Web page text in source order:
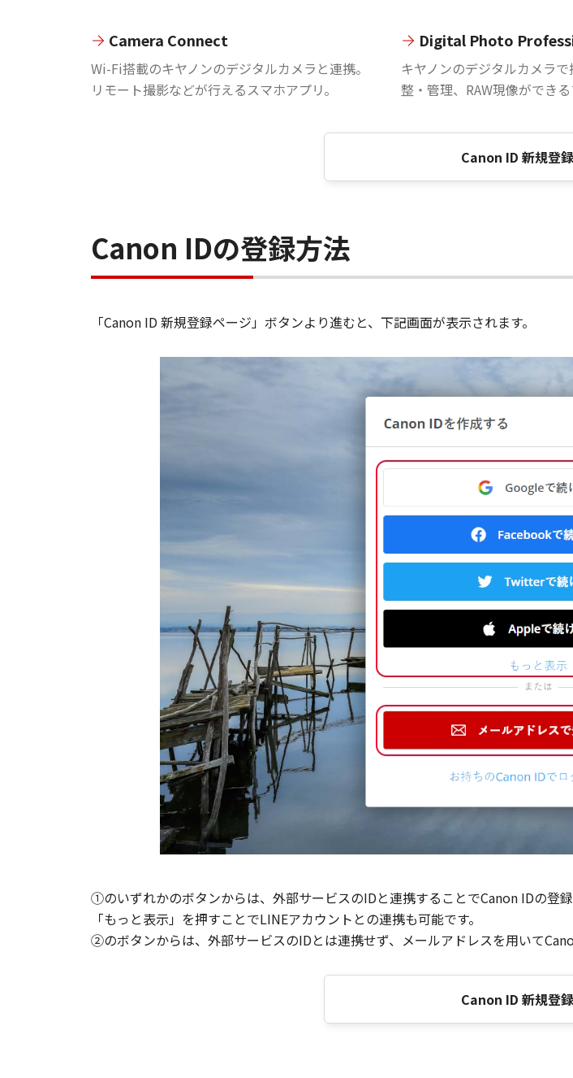
Camera Connect
Wi-Fi搭載のキヤノンのデジタルカメラと連携。
リモート撮影などが行えるスマホアプリ。
Digital Photo
キヤノンのデジタルカメラ
整・管理、RAW現像ができる
Canon ID 新規登
Canon IDの登録方法
「Canon ID 新規登録ページ」ボタンより進むと、下記画面が表示されます。
①のいずれかのボタンからは、外部サービスのIDと連携することでCanon IDの登
「もっと表示」を押すことでLINEアカウントとの連携も可能です。
②のボタンからは、外部サービスのIDとは連携せず、メールアドレスを用いて
Canon ID 新規登